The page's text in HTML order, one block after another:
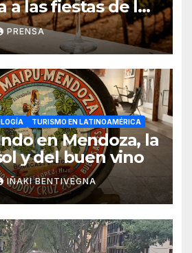
a las fiestas de la
PRENSA
TURISMO EN LATINOAMÉRICA
en Mendoza, la
y del buen vino
IÑAKI BENTIVEGNA